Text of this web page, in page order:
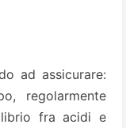
ad assicurare:
regolarmente
fra acidi e